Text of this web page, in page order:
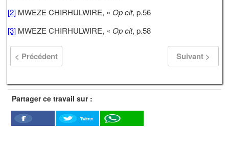
[2] MWEZE CHIRHULWIRE, « Op cit, p.56
[3] MWEZE CHIRHULWIRE, « Op cit, p.58
< Précédent Suivant >
Partager ce travail sur :
Facebook
Twitter